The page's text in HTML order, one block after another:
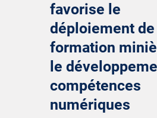
favorise le
déploiement
formation
le
compétences
numériques